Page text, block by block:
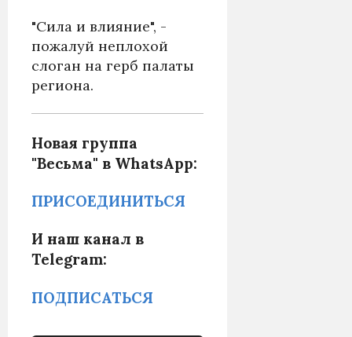
"Сила и влияние", -
пожалуй неплохой
слоган на герб палаты
региона.
Новая группа
"Весьма" в WhatsApp:
ПРИСОЕДИНИТЬСЯ
И наш канал в
Telegram:
ПОДПИСАТЬСЯ